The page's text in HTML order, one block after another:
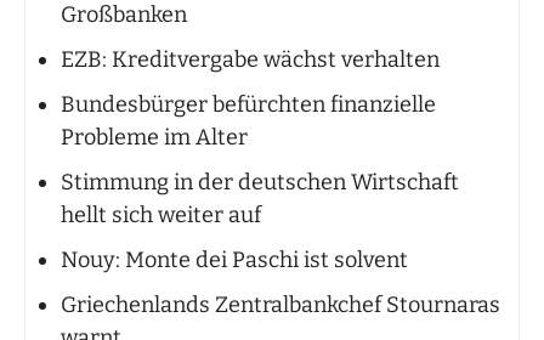
Großbanken
EZB: Kreditvergabe wächst verhalten
Bundesbürger befürchten finanzielle
Probleme im Alter
Stimmung in der deutschen Wirtschaft
hellt sich weiter auf
Nouy: Monte dei Paschi ist solvent
Griechenlands Zentralbankchef Stournaras